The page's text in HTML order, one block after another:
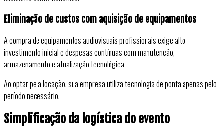
Eliminação de custos com aquisição de equipamentos
A compra de equipamentos audiovisuais profissionais exige alto
investimento inicial e despesas contínuas com manutenção,
armazenamento e atualização tecnológica.
Ao optar pela locação, sua empresa utiliza tecnologia de ponta apenas pelo
período necessário.
Simplificação da logística do evento